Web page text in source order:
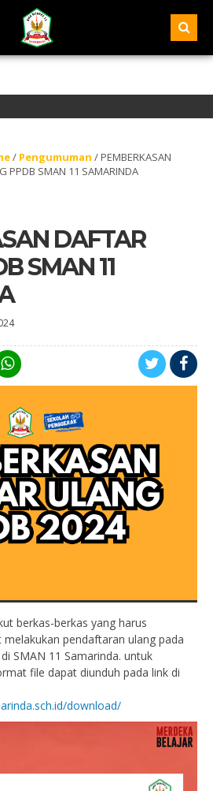
– Kalimantan Timur
/ Pengumuman /PEMBERKASAN
PPDB SMAN 11 SAMARINDA
DAFTAR
SMAN 11
berkas-berkas yang harus
melakukan pendaftaran ulang pada
SMAN 11 Samarinda. untuk
file dapat diunduh pada link di
download/